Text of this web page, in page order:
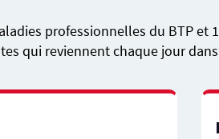
professionnelles du BTP
qui reviennent chaque jour